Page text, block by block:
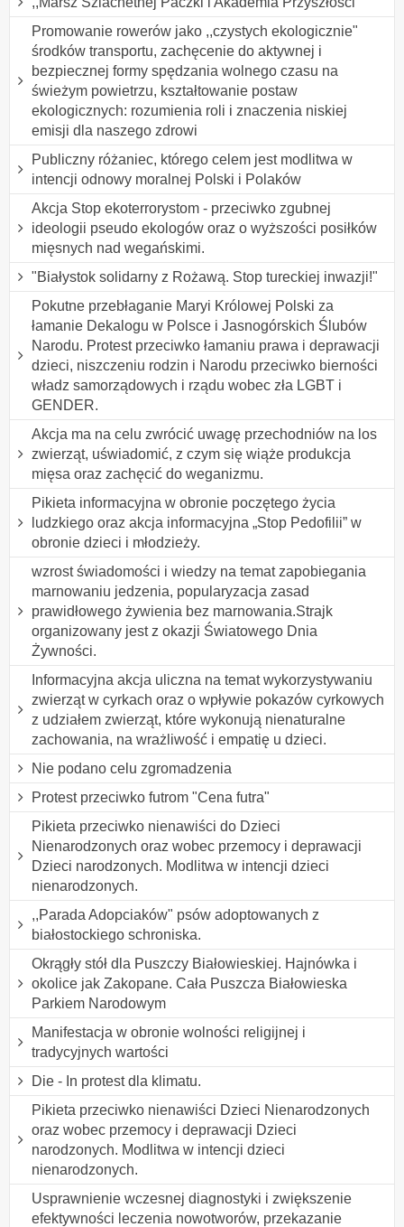
Promowanie rowerów jako ,,czystych ekologicznie"
środków transportu, zachęcenie do aktywnej i
bezpiecznej formy spędzania wolnego czasu na
świeżym powietrzu, kształtowanie postaw
ekologicznych: rozumienia roli i znaczenia niskiej
emisji dla naszego zdrowi
Publiczny różaniec, którego celem jest modlitwa w
intencji odnowy moralnej Polski i Polaków
Akcja Stop ekoterrorystom - przeciwko zgubnej
ideologii pseudo ekologów oraz o wyższości posiłków
mięsnych nad wegańskimi.
"Białystok solidarny z Rożawą. Stop tureckiej inwazji!"
Pokutne przebłaganie Maryi Królowej Polski za
łamanie Dekalogu w Polsce i Jasnogórskich Ślubów
Narodu. Protest przeciwko łamaniu prawa i deprawacji
dzieci, niszczeniu rodzin i Narodu przeciwko bierności
władz samorządowych i rządu wobec zła LGBT i
GENDER.
Akcja ma na celu zwrócić uwagę przechodniów na los
zwierząt, uświadomić, z czym się wiąże produkcja
mięsa oraz zachęcić do weganizmu.
Pikieta informacyjna w obronie poczętego życia
ludzkiego oraz akcja informacyjna „Stop Pedofilii” w
obronie dzieci i młodzieży.
wzrost świadomości i wiedzy na temat zapobiegania
marnowaniu jedzenia, popularyzacja zasad
prawidłowego żywienia bez marnowania.Strajk
organizowany jest z okazji Światowego Dnia
Żywności.
Informacyjna akcja uliczna na temat wykorzystywaniu
zwierząt w cyrkach oraz o wpływie pokazów cyrkowych
z udziałem zwierząt, które wykonują nienaturalne
zachowania, na wrażliwość i empatię u dzieci.
Nie podano celu zgromadzenia
Protest przeciwko futrom "Cena futra"
Pikieta przeciwko nienawiści do Dzieci
Nienarodzonych oraz wobec przemocy i deprawacji
Dzieci narodzonych. Modlitwa w intencji dzieci
nienarodzonych.
,,Parada Adopciaków" psów adoptowanych z
białostockiego schroniska.
Okrągły stół dla Puszczy Białowieskiej. Hajnówka i
okolice jak Zakopane. Cała Puszcza Białowieska
Parkiem Narodowym
Manifestacja w obronie wolności religijnej i
tradycyjnych wartości
Die - In protest dla klimatu.
Pikieta przeciwko nienawiści Dzieci Nienarodzonych
oraz wobec przemocy i deprawacji Dzieci
narodzonych. Modlitwa w intencji dzieci
nienarodzonych.
Usprawnienie wczesnej diagnostyki i zwiększenie
efektywności leczenia nowotworów, przekazanie